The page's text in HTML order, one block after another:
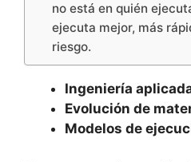
no está en quién
ejecuta mejor, más
riesgo.
Ingeniería
Evolución de
Modelos de